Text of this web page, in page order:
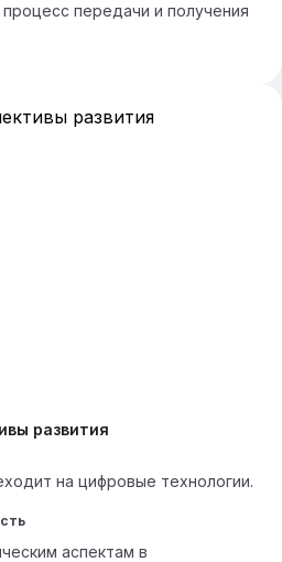
передачи и получения
развития
на цифровые технологии.
аспектам в